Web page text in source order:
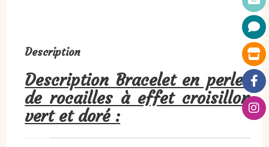
Description
Description Bracelet en perles
de rocailles à effet croisillon
vert et doré :